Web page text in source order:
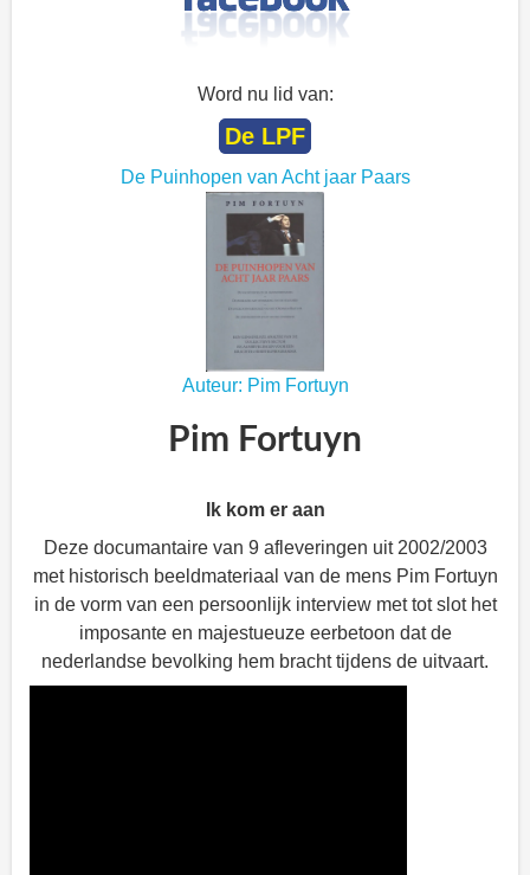
Word nu lid van:
De LPF
De Puinhopen van Acht jaar Paars
Auteur: Pim Fortuyn
Pim Fortuyn
Ik kom er aan
Deze documantaire van 9 afleveringen uit 2002/2003
met historisch beeldmateriaal van de mens Pim Fortuyn
in de vorm van een persoonlijk interview met tot slot het
imposante en majestueuze eerbetoon dat de
nederlandse bevolking hem bracht tijdens de uitvaart.